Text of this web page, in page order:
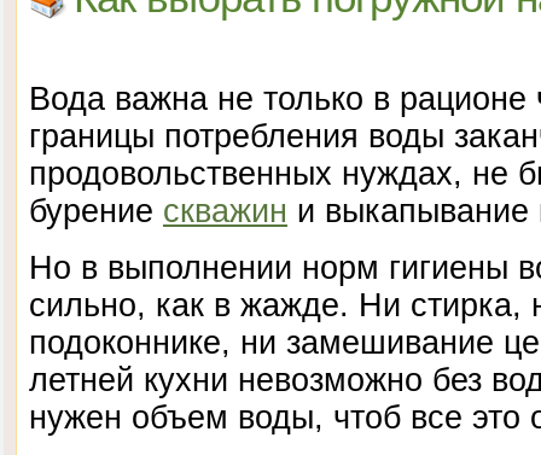
Вода важна не только в
границы потребления воды
продовольственных нуждах, не
бурение скважин и выкапывание
Но в выполнении норм гигиены
сильно, как в жажде. Ни стирка,
подоконнике, ни замешивание
летней кухни невозможно без
нужен объем воды, чтоб все это